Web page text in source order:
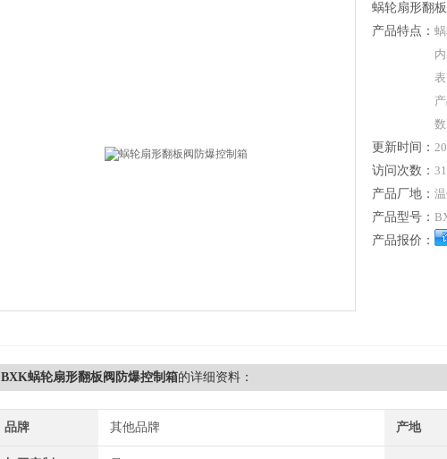
蜗轮扇形翻
产品特点：
更新时间：
访问次数：
产品厂地：
产品型号：
产品报价：
BXK蜗轮扇形翻板阀防爆控制箱的详细资料：
品牌 其他品牌 产地